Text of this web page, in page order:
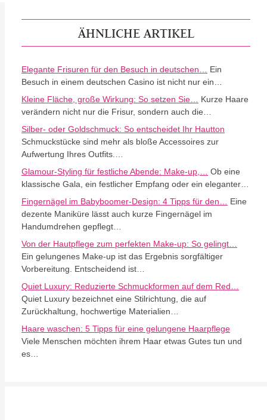
ÄHNLICHE ARTIKEL
Elegante Frisuren für den Besuch in deutschen…
Ein
Besuch in einem deutschen Casino ist nicht nur ein…
Kleine Fläche, große Wirkung: So setzen Sie…
Kurze Haare
verändern nicht nur die Frisur, sondern auch die…
Silber- oder Goldschmuck: So entscheidet Ihr Hautton
Schmuckstücke sind mehr als bloße Accessoires zur
Aufwertung Ihres Outfits.…
Glamour-Styling für festliche Abende: Make-up,…
Ob eine
klassische Gala, ein festlicher Empfang oder ein eleganter…
Fingernägel im Babyboomer-Design: 4 Tipps für den…
Eine
dezente Maniküre lässt auch kurze Fingernägel im
Handumdrehen gepflegt…
Von der Hautpflege zum perfekten Make-up: So gelingt…
Ein gelungenes Make-up ist das Ergebnis sorgfältiger
Vorbereitung. Entscheidend ist…
Quiet Luxury: Reduzierte Schmuckformen auf dem Red…
Quiet Luxury bezeichnet eine Stilrichtung, die auf
Zurückhaltung, hochwertige Materialien…
Haare waschen: 5 Tipps für eine gelungene Haarpflege
Viele Menschen möchten ihrem Haar etwas Gutes tun und
es…